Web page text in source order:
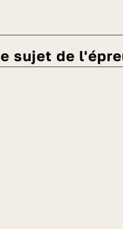
Le sujet de